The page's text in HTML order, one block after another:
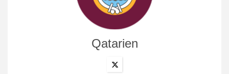
Qatarien